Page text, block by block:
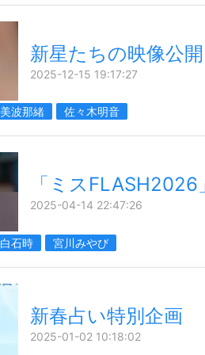
新星たちの映像公開
2025-12-15 19:17:27
美波那緒 佐々木明音
「ミス
2025-04-14 22:47:26
白石時 宮川みやび
新春占い特別企画
2025-01-02 10:18:02